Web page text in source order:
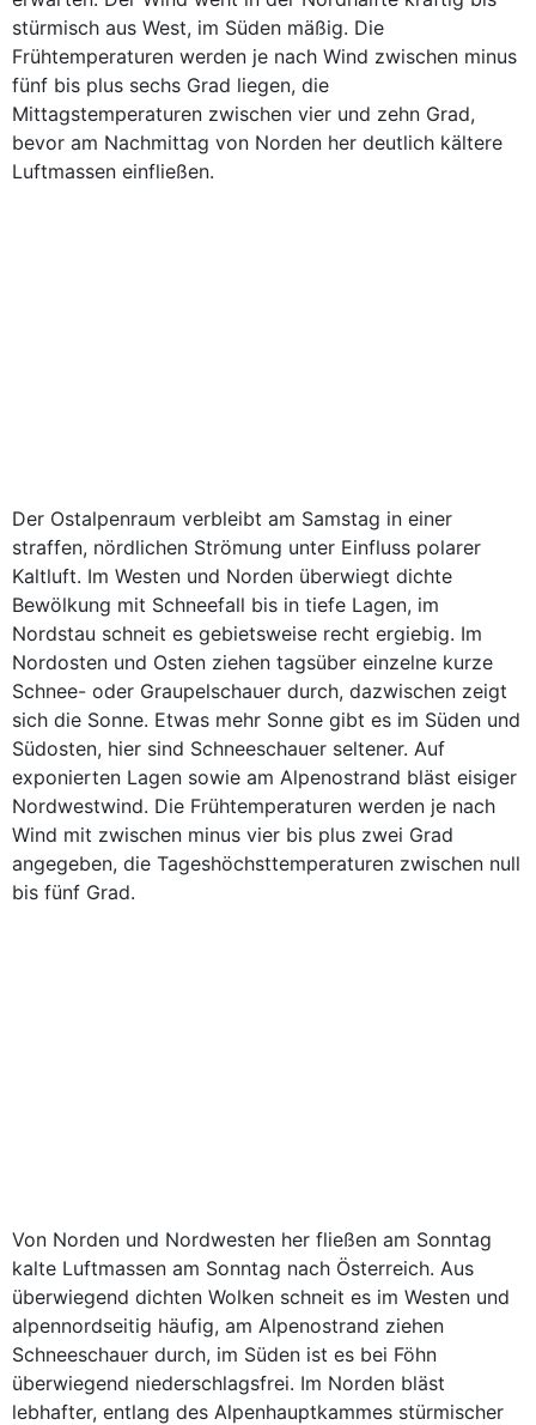
stürmisch aus West, im Süden mäßig. Die
Frühtemperaturen werden je nach Wind zwischen minus
fünf bis plus sechs Grad liegen, die
Mittagstemperaturen zwischen vier und zehn Grad,
bevor am Nachmittag von Norden her deutlich kältere
Luftmassen einfließen.
Der Ostalpenraum verbleibt am Samstag in einer
straffen, nördlichen Strömung unter Einfluss polarer
Kaltluft. Im Westen und Norden überwiegt dichte
Bewölkung mit Schneefall bis in tiefe Lagen, im
Nordstau schneit es gebietsweise recht ergiebig. Im
Nordosten und Osten ziehen tagsüber einzelne kurze
Schnee- oder Graupelschauer durch, dazwischen zeigt
sich die Sonne. Etwas mehr Sonne gibt es im Süden und
Südosten, hier sind Schneeschauer seltener. Auf
exponierten Lagen sowie am Alpenostrand bläst eisiger
Nordwestwind. Die Frühtemperaturen werden je nach
Wind mit zwischen minus vier bis plus zwei Grad
angegeben, die Tageshöchsttemperaturen zwischen null
bis fünf Grad.
Von Norden und Nordwesten her fließen am Sonntag
kalte Luftmassen am Sonntag nach Österreich. Aus
überwiegend dichten Wolken schneit es im Westen und
alpennordseitig häufig, am Alpenostrand ziehen
Schneeschauer durch, im Süden ist es bei Föhn
überwiegend niederschlagsfrei. Im Norden bläst
lebhafter, entlang des Alpenhauptkammes stürmischer